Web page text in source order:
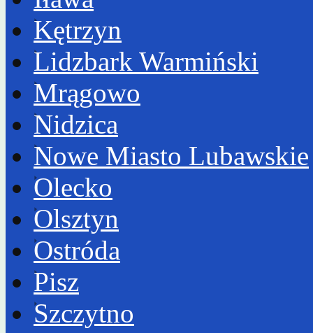
Kętrzyn
Lidzbark Warmiński
Mrągowo
Nidzica
Nowe Miasto Lubawskie
Olecko
Olsztyn
Ostróda
Pisz
Szczytno